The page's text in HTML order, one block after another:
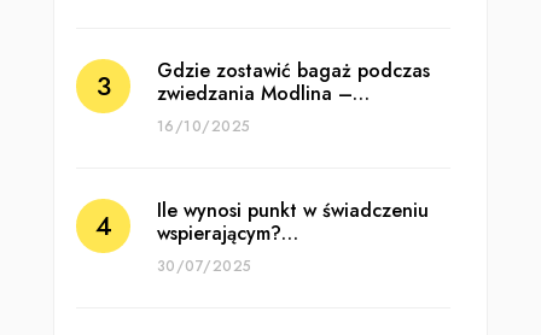
Gdzie zostawić bagaż podczas
zwiedzania Modlina –…
16/10/2025
Ile wynosi punkt w świadczeniu
wspierającym?…
30/07/2025